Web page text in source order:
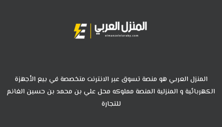
المنزل العربي هو منصة تسوق عبر الانترنت متخصصة في بيع الأجهزة
الكهربائية و المنزلية المنصة مملوكه محل علي بن محمد بن حسين الغانم
للتجارة